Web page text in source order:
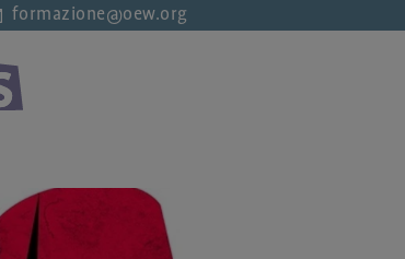
formazione@oew.org